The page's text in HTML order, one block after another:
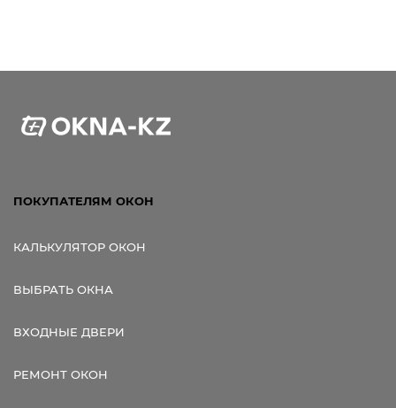
ПОКУПАТЕЛЯМ ОКОН
КАЛЬКУЛЯТОР ОКОН
ВЫБРАТЬ ОКНА
ВХОДНЫЕ ДВЕРИ
РЕМОНТ ОКОН